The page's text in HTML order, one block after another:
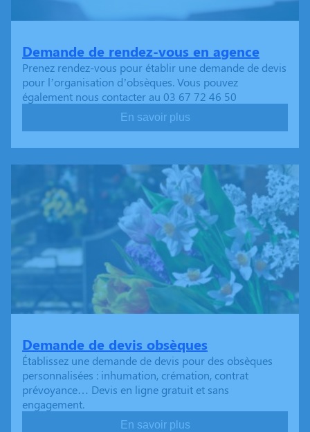
Demande de rendez-vous en agence
Prenez rendez-vous pour établir une demande de devis
pour l’organisation d’obsèques. Vous pouvez
également nous contacter au 03 67 72 46 50
En savoir plus
Demande de devis obsèques
Établissez une demande de devis pour des obsèques
personnalisées : inhumation, crémation, contrat
prévoyance… Devis en ligne gratuit et sans
engagement.
En savoir plus